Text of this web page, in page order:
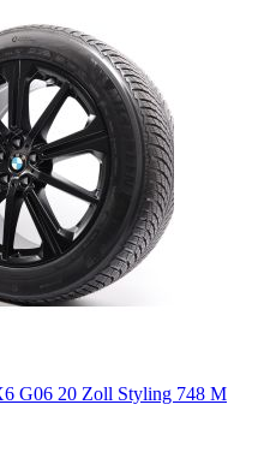
G06 20 Zoll Styling 748 M